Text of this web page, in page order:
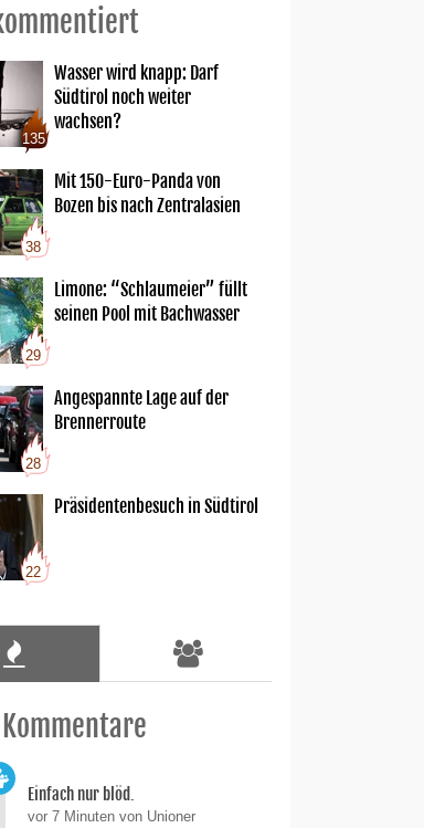
135
Wasser wird knapp: Darf
Südtirol noch weiter
wachsen?
38
Mit 150-Euro-Panda von
Bozen bis nach Zentralasien
29
Limone: “Schlaumeier” füllt
seinen Pool mit Bachwasser
28
Angespannte Lage auf der
Brennerroute
22
Präsidentenbesuch in Südtirol
Einfach nur blöd.
vor 7 Minuten von Unioner